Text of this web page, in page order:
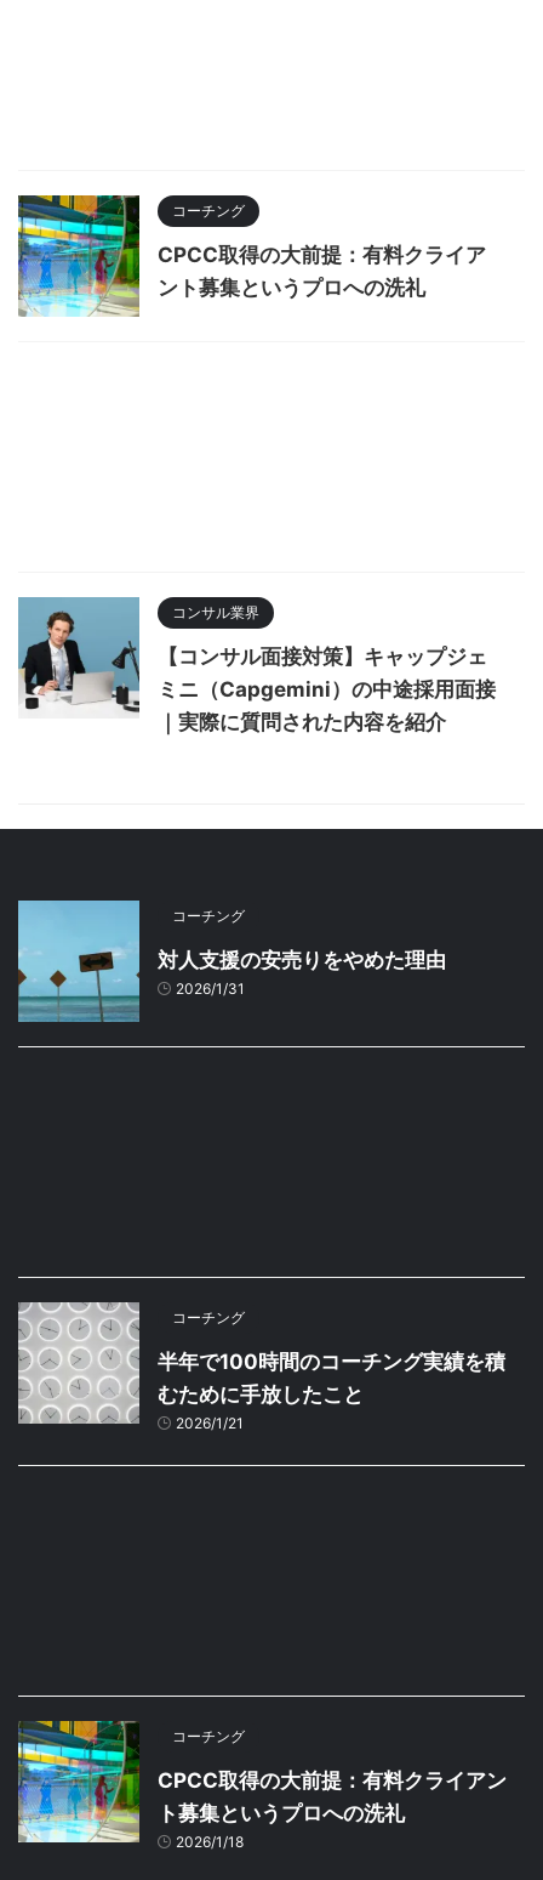
コーチング
CPCC取得の大前提：有料クライア
ント募集というプロへの洗礼
コンサル業界
【コンサル面接対策】キャップジェ
ミニ（Capgemini）の中途採用面接
｜実際に質問された内容を紹介
コーチング
対人支援の安売りをやめた理由
2026/1/31
コーチング
半年で100時間のコーチング実績を積
むために手放したこと
2026/1/21
コーチング
CPCC取得の大前提：有料クライアン
ト募集というプロへの洗礼
2026/1/18